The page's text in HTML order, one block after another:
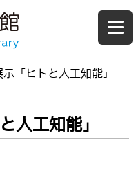
「ヒトと人工知能」
人工知能」